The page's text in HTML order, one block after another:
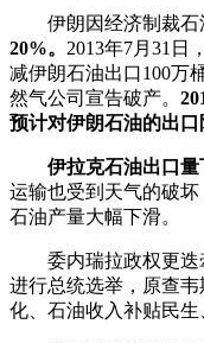
伊朗因经济制裁石
20%。 2013年7月31日
减伊朗石油出口100万
然气公司宣告破产。
预计对伊朗石油的出
伊拉克石油出口量
运输也受到天气的破
石油产量大幅下滑。
委内瑞拉政权更迭牵
进行总统选举，原查
化、石油收入补贴民